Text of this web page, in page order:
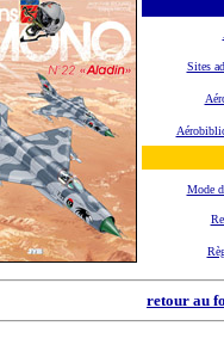
Sites
Mode
retour au